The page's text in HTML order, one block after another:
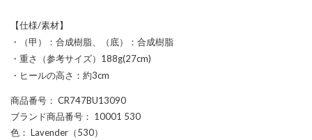
【仕様/素材】
・（甲）：合成樹脂、（底）：合成樹脂
・重さ（参考サイズ）188g(27cm)
・ヒールの高さ：約3cm
商品番号 ： CR747BU13090
ブランド商品番号 ： 10001 530
色 ： Lavender（530）